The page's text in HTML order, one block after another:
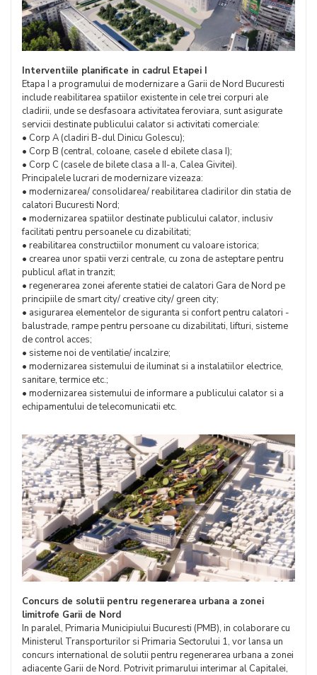
Interventiile planificate in cadrul Etapei I
Etapa I a programului de modernizare a Garii de Nord Bucuresti
include reabilitarea spatiilor existente in cele trei corpuri ale
cladirii, unde se desfasoara activitatea feroviara, sunt asigurate
servicii destinate publicului calator si activitati comerciale:
• Corp A (cladiri B-dul Dinicu Golescu);
• Corp B (central, coloane, casele d ebilete clasa I);
• Corp C (casele de bilete clasa a II-a, Calea Givitei).
Principalele lucrari de modernizare vizeaza:
• modernizarea/ consolidarea/ reabilitarea cladirilor din statia de
calatori Bucuresti Nord;
• modernizarea spatiilor destinate publicului calator, inclusiv
facilitati pentru persoanele cu dizabilitati;
• reabilitarea constructiilor monument cu valoare istorica;
• crearea unor spatii verzi centrale, cu zona de asteptare pentru
publicul aflat in tranzit;
• regenerarea zonei aferente statiei de calatori Gara de Nord pe
principiile de smart city/ creative city/ green city;
• asigurarea elementelor de siguranta si confort pentru calatori -
balustrade, rampe pentru persoane cu dizabilitati, lifturi, sisteme
de control acces;
• sisteme noi de ventilatie/ incalzire;
• modernizarea sistemului de iluminat si a instalatiilor electrice,
sanitare, termice etc.;
• modernizarea sistemului de informare a publicului calator si a
echipamentului de telecomunicatii etc.
Concurs de solutii pentru regenerarea urbana a zonei
limitrofe Garii de Nord
In paralel, Primaria Municipiului Bucuresti (PMB), in colaborare cu
Ministerul Transporturilor si Primaria Sectorului 1, vor lansa un
concurs international de solutii pentru regenerarea urbana a zonei
adiacente Garii de Nord. Potrivit primarului interimar al Capitalei,